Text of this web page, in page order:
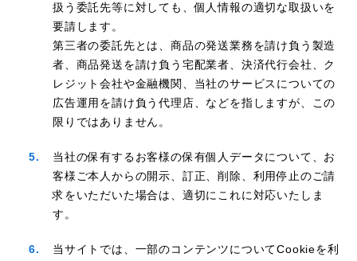
扱う委託先等に対しても、個人情報の適切な取扱いを
要請します。
第三者の委託先とは、商品の発送業務を請け負う製造
者、商品発送を請け負う宅配業者、決済代行会社、ク
レジット会社や金融機関、当社のサービスについての
広告運用を請け負う代理店、などを指しますが、この
限りではありません。
当社の保有するお客様の保有個人データについて、お
客様ご本人からの開示、訂正、削除、利用停止のご請
求をいただいた場合は、適切にこれに対応いたしま
す。
当サイトでは、一部のコンテンツについてCookieを利